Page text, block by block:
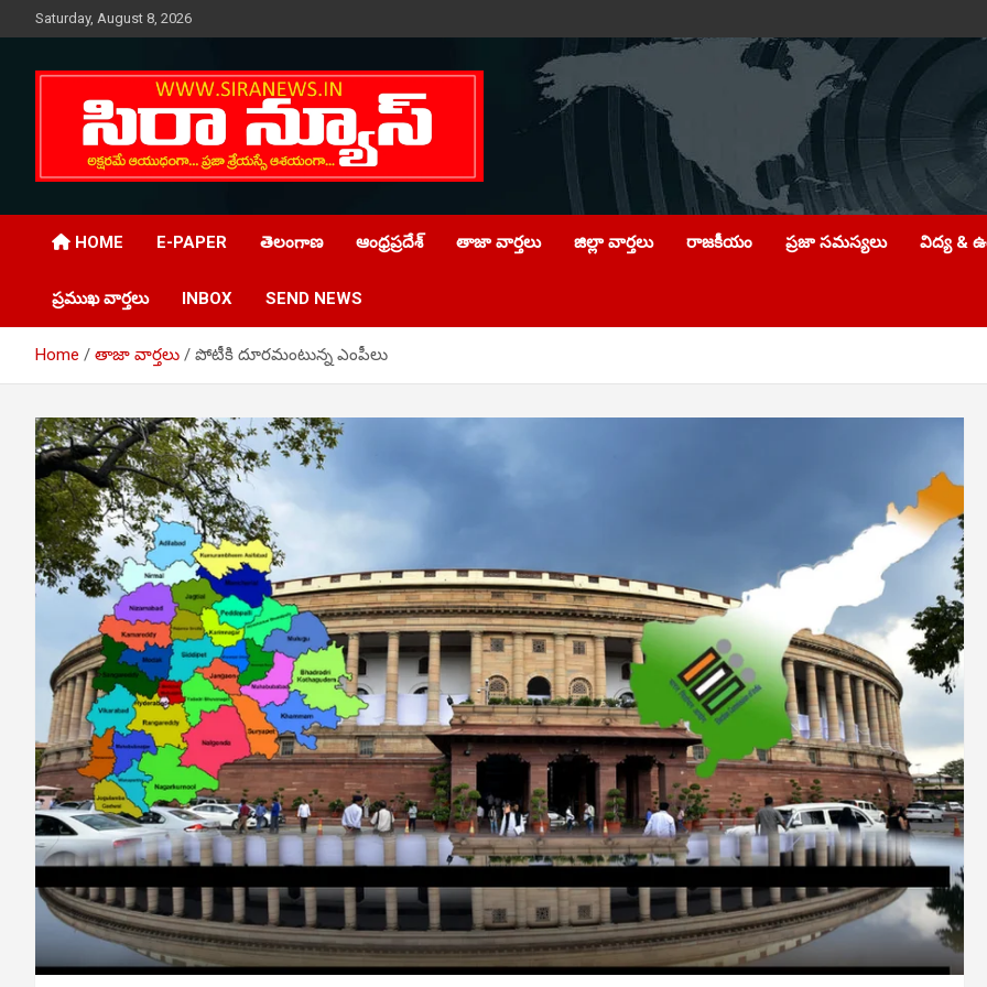
to
Saturday, August 8, 2026
SIRA NEWS
HOME E-PAPER తెలంగాణ ఆంధ్రప్రదేశ్ తాజా వార్తలు జిల్లా వార్తలు రాజకీయం ప్రజా సమస్యలు విద్య &
ప్రముఖ వార్తలు INBOX SEND NEWS
Home తాజా వార్తలు పోటీకి దూరమంటున్న ఎంపీలు